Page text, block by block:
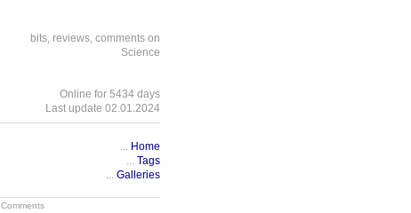
bits, reviews, comments on
Science
Online for 5434 days
Last update 02.01.2024
Home
Tags
Galleries
Comments